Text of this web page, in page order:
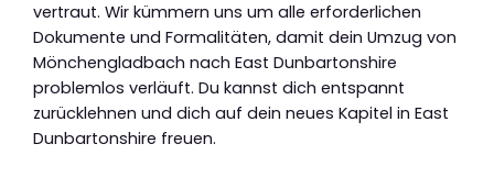
vertraut. Wir kümmern uns um alle erforderlichen
Dokumente und Formalitäten, damit dein Umzug von
Mönchengladbach nach East Dunbartonshire
problemlos verläuft. Du kannst dich entspannt
zurücklehnen und dich auf dein neues Kapitel in East
Dunbartonshire freuen.